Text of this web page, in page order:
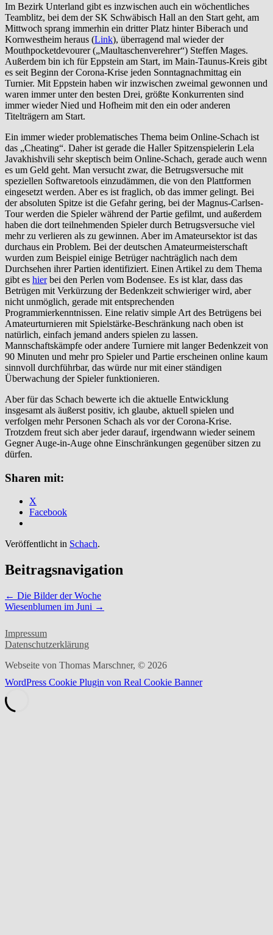
Im Bezirk Unterland gibt es inzwischen auch ein wöchentliches
Teamblitz, bei dem der SK Schwäbisch Hall an den Start geht, am
Mittwoch sprang immerhin ein dritter Platz hinter Biberach und
Kornwestheim heraus (Link), überragend mal wieder der
Mouthpocketdevourer („Maultaschenverehrer“) Steffen Mages.
Außerdem bin ich für Eppstein am Start, im Main-Taunus-Kreis gibt
es seit Beginn der Corona-Krise jeden Sonntagnachmittag ein
Turnier. Mit Eppstein haben wir inzwischen zweimal gewonnen und
waren immer unter den besten Drei, größte Konkurrenten sind
immer wieder Nied und Hofheim mit den ein oder anderen
Titelträgern am Start.
Ein immer wieder problematisches Thema beim Online-Schach ist
das „Cheating“. Daher ist gerade die Haller Spitzenspielerin Lela
Javakhishvili sehr skeptisch beim Online-Schach, gerade auch wenn
es um Geld geht. Man versucht zwar, die Betrugsversuche mit
speziellen Softwaretools einzudämmen, die von den Plattformen
eingesetzt werden. Aber es ist fraglich, ob das immer gelingt. Bei
der absoluten Spitze ist die Gefahr gering, bei der Magnus-Carlsen-
Tour werden die Spieler während der Partie gefilmt, und außerdem
haben die dort teilnehmenden Spieler durch Betrugsversuche viel
mehr zu verlieren als zu gewinnen. Aber im Amateursektor ist das
durchaus ein Problem. Bei der deutschen Amateurmeisterschaft
wurden zum Beispiel einige Betrüger nachträglich nach dem
Durchsehen ihrer Partien identifiziert. Einen Artikel zu dem Thema
gibt es hierbei den Perlen vom Bodensee. Es ist klar, dass das
Betrügen mit Verkürzung der Bedenkzeit schwieriger wird, aber
nicht unmöglich, gerade mit entsprechenden
Programmierkenntnissen. Eine relativ simple Art des Betrügens bei
Amateurturnieren mit Spielstärke-Beschränkung nach oben ist
natürlich, einfach jemand anders spielen zu lassen.
Mannschaftskämpfe oder andere Turniere mit langer Bedenkzeit von
90 Minuten und mehr pro Spieler und Partie erscheinen online kaum
sinnvoll durchführbar, das würde nur mit einer ständigen
Überwachung der Spieler funktionieren.
Aber für das Schach bewerte ich die aktuelle Entwicklung
insgesamt als äußerst positiv, ich glaube, aktuell spielen und
verfolgen mehr Personen Schach als vor der Corona-Krise.
Trotzdem freut sich aber jeder darauf, irgendwann wieder seinem
Gegner Auge-in-Auge ohne Einschränkungen gegenüber sitzen zu
dürfen.
Sharen mit:
X
Facebook
Veröffentlicht in Schach.
Beitragsnavigation
← Die Bilder der Woche
Wiesenblumen im Juni →
Impressum
Datenschutzerklärung
Webseite von Thomas Marschner, © 2026
WordPress Cookie Plugin von Real Cookie Banner